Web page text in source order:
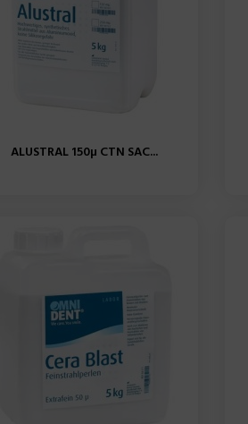
ALUSTRAL 150µ CTN SAC...